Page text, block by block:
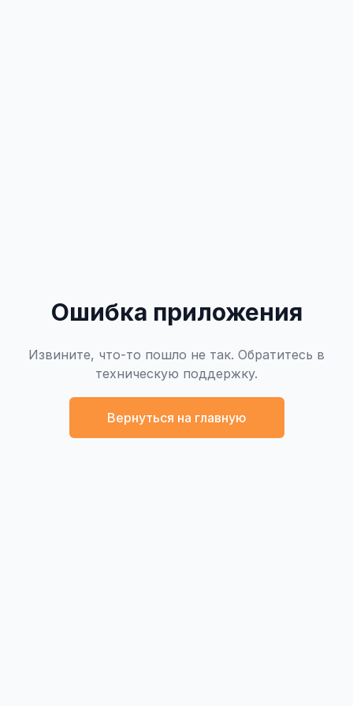
Ошибка приложения
Извините, что-то пошло не так. Обратитесь в
техническую поддержку.
Вернуться на главную